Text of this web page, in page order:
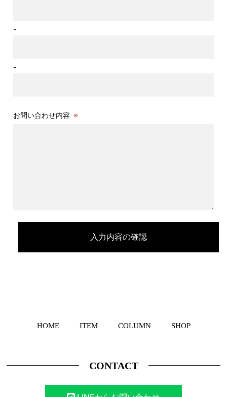
-
-
お問い合わせ内容 ※
HOME ITEM COLUMN SHOP
CONTACT